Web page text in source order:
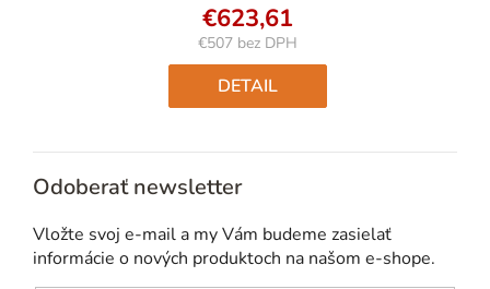
€623,61
€507 bez DPH
Jednotková
cena:
DETAIL
Odoberať newsletter
Vložte svoj e-mail a my Vám budeme zasielať
informácie o nových produktoch na našom e-shope.